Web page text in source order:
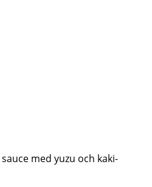
med yuzu och kaki-